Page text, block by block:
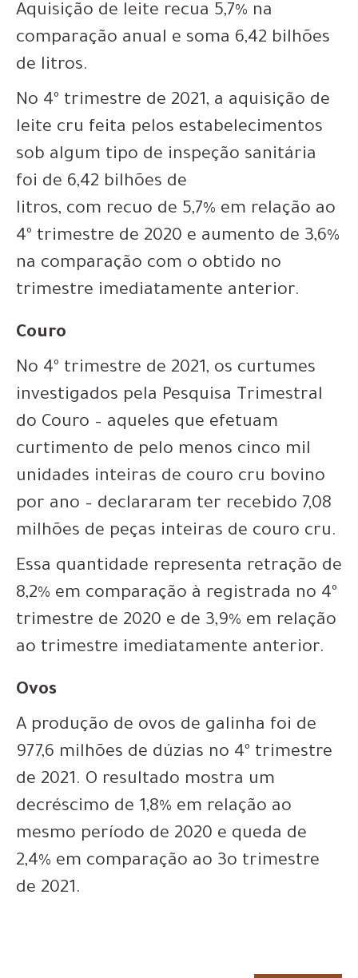
Aquisição de leite recua 5,7% na
comparação anual e soma 6,42 bilhões
de litros.
No 4º trimestre de 2021, a aquisição de
leite cru feita pelos estabelecimentos
sob algum tipo de inspeção sanitária
foi de 6,42 bilhões de
litros, com recuo de 5,7% em relação ao
4º trimestre de 2020 e aumento de 3,6%
na comparação com o obtido no
trimestre imediatamente anterior.
Couro
No 4º trimestre de 2021, os curtumes
investigados pela Pesquisa Trimestral
do Couro – aqueles que efetuam
curtimento de pelo menos cinco mil
unidades inteiras de couro cru bovino
por ano – declararam ter recebido 7,08
milhões de peças inteiras de couro cru.
Essa quantidade representa retração de
8,2% em comparação à registrada no 4º
trimestre de 2020 e de 3,9% em relação
ao trimestre imediatamente anterior.
Ovos
A produção de ovos de galinha foi de
977,6 milhões de dúzias no 4º trimestre
de 2021. O resultado mostra um
decréscimo de 1,8% em relação ao
mesmo período de 2020 e queda de
2,4% em comparação ao 3o trimestre
de 2021.